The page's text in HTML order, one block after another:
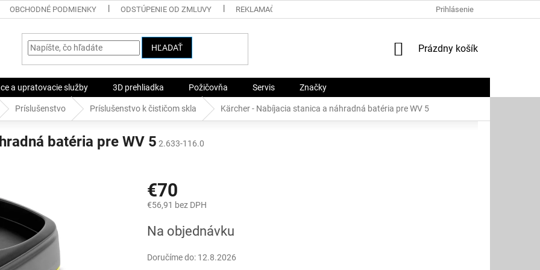
OBCHODNÉ PODMIENKY ODSTÚPENIE OD ZMLUVY REKLAMAČNÝ PORIADOK O NÁS
Prihlásenie
HĽADAŤ
NÁKUPNÝ
Prázdny košík
a upratovacie služby 3D prehliadka Požičovňa Servis Značky
Príslušenstvo Príslušenstvo k čističom skla Kärcher - Nabíjacia stanica a náhradná batéria pre WV 5
batéria pre WV 5 2.633-116.0
€70
€56,91 bez DPH
cena:
Na objednávku
Doručíme do: 12.8.2026